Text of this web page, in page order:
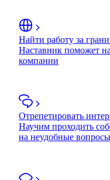
Найти работу за
Наставник поможет
компании
Отрепетировать
Научим проходить
на неудобные вопросы